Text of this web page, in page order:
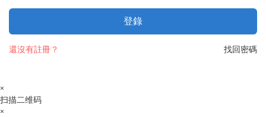
登錄
找回密碼
還沒有註冊？
×
扫描二维码
×